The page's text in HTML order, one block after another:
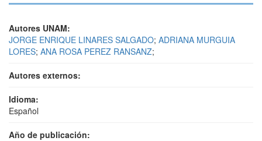
Autores UNAM:
JORGE ENRIQUE LINARES SALGADO; ADRIANA MURGUIA
LORES; ANA ROSA PEREZ RANSANZ;
Autores externos:
Idioma:
Español
Año de publicación: